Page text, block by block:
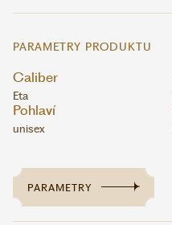
PARAMETRY PRODUKTU
Caliber
Eta
Pohlaví
unisex
PARAMETRY